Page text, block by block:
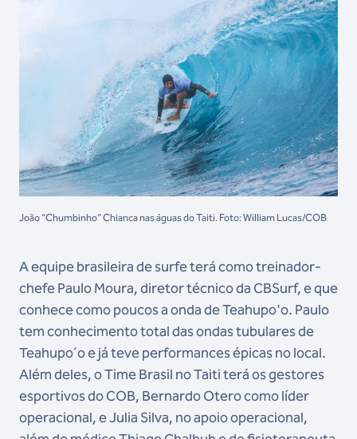
João “Chumbinho” Chianca nas águas do Taiti. Foto: William Lucas/COB
A equipe brasileira de surfe terá como treinador-
chefe Paulo Moura, diretor técnico da CBSurf, e que
conhece como poucos a onda de Teahupo'o. Paulo
tem conhecimento total das ondas tubulares de
Teahupo´o e já teve performances épicas no local.
Além deles, o Time Brasil no Taiti terá os gestores
esportivos do COB, Bernardo Otero como líder
operacional, e Julia Silva, no apoio operacional,